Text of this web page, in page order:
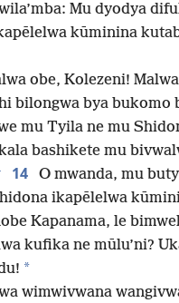
Mu dyodya
kūminina
obe, Kolezeni!
bilongwa bya bukomo
mu Tyila ne mu
bashikete mu
14
O mwanda, mu
ikapēlelwa
Kapanama, le
kufika ne mūlu’ni?
*
wimwivwana